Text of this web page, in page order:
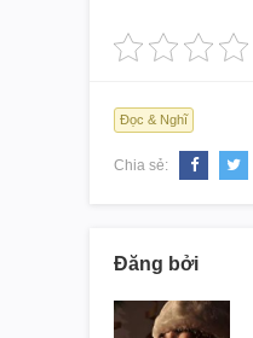
Đọc & Nghĩ
Chia sẻ:
Đăng bởi